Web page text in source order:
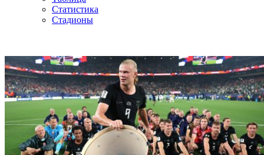
Статистика
Стадионы